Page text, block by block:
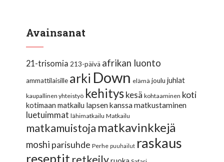
Avainsanat
21-trisomia 213-päivä afrikan luonto
ammattilaisille arki Down elämä joulu juhlat
kaupallinen yhteistyö kehityskesä kohtaaminen koti
kotimaan matkailu lapsen kanssa matkustaminen
luetuimmat lähimatkailu Matkailu
matkamuistoja matkavinkkejä
moshi parisuhde Perhe puuhailut raskaus
reseptit